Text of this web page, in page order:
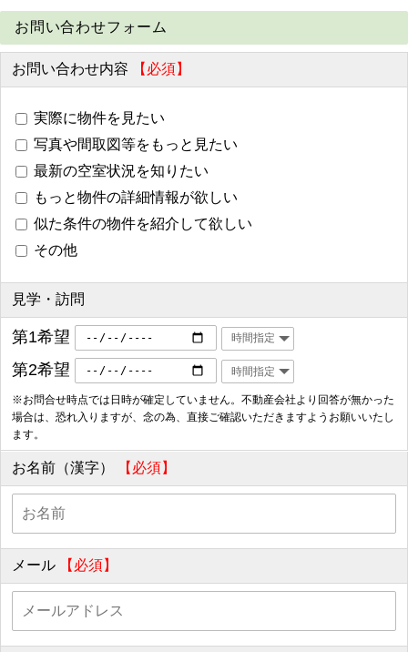
お問い合わせフォーム
お問い合わせ内容 【必須】
実際に物件を見たい
写真や間取図等をもっと見たい
最新の空室状況を知りたい
もっと物件の詳細情報が欲しい
似た条件の物件を紹介して欲しい
その他
見学・訪問
第1希望
第2希望
※お問合せ時点では日時が確定していません。不動産会社より回答が無かった
場合は、恐れ入りますが、念の為、直接ご確認いただきますようお願いいたし
ます。
お名前（漢字） 【必須】
メール 【必須】